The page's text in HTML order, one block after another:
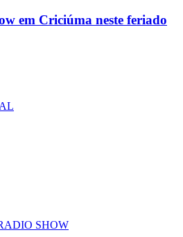
em Criciúma neste feriado